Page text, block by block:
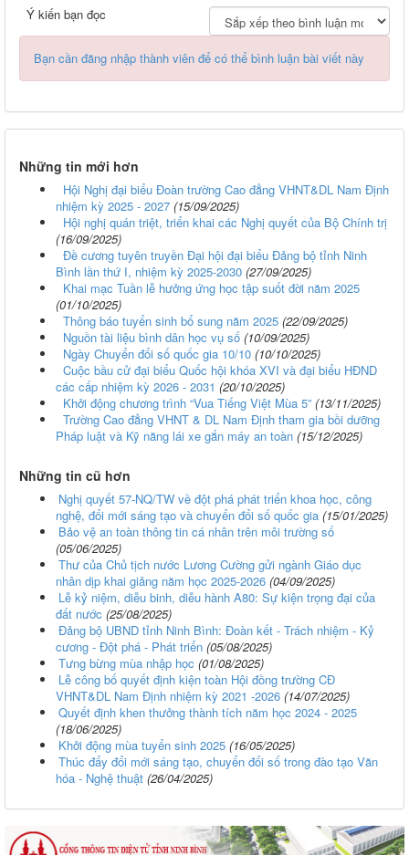
Ý kiến bạn đọc
Bạn cần đăng nhập thành viên để có thể bình luận bài viết này
Những tin mới hơn
Hội Nghị đại biểu Đoàn trường Cao đẳng VHNT&DL Nam Định
nhiệm kỳ 2025 - 2027 (15/09/2025)
Hội nghị quán triệt, triển khai các Nghị quyết của Bộ Chính trị
(16/09/2025)
Đề cương tuyên truyền Đại hội đại biểu Đảng bộ tỉnh Ninh
Bình lần thứ I, nhiệm kỳ 2025-2030 (27/09/2025)
Khai mạc Tuần lễ hưởng ứng học tập suốt đời năm 2025
(01/10/2025)
Thông báo tuyển sinh bổ sung năm 2025 (22/09/2025)
Nguồn tài liệu bình dân học vụ số (10/09/2025)
Ngày Chuyển đổi số quốc gia 10/10 (10/10/2025)
Cuộc bầu cử đại biểu Quốc hội khóa XVI và đại biểu HĐND
các cấp nhiệm kỳ 2026 - 2031 (20/10/2025)
Khởi động chương trình “Vua Tiếng Việt Mùa 5” (13/11/2025)
Trường Cao đẳng VHNT & DL Nam Định tham gia bồi dưỡng
Pháp luật và Kỹ năng lái xe gắn máy an toàn (15/12/2025)
Những tin cũ hơn
Nghị quyết 57-NQ/TW về đột phá phát triển khoa học, công
nghệ, đổi mới sáng tạo và chuyển đổi số quốc gia (15/01/2025)
Bảo vệ an toàn thông tin cá nhân trên môi trường số
(05/06/2025)
Thư của Chủ tịch nước Lương Cường gửi ngành Giáo dục
nhân dịp khai giảng năm học 2025-2026 (04/09/2025)
Lễ kỷ niệm, diễu binh, diễu hành A80: Sự kiện trọng đại của
đất nước (25/08/2025)
Đảng bộ UBND tỉnh Ninh Bình: Đoàn kết - Trách nhiệm - Kỷ
cương - Đột phá - Phát triển (05/08/2025)
Tưng bừng mùa nhập học (01/08/2025)
Lễ công bố quyết định kiện toàn Hội đồng trường CĐ
VHNT&DL Nam Định nhiệm kỳ 2021 -2026 (14/07/2025)
Quyết định khen thưởng thành tích năm học 2024 - 2025
(18/06/2025)
Khởi động mùa tuyển sinh 2025 (16/05/2025)
Thúc đẩy đổi mới sáng tạo, chuyển đổi số trong đào tạo Văn
hóa - Nghệ thuật (26/04/2025)